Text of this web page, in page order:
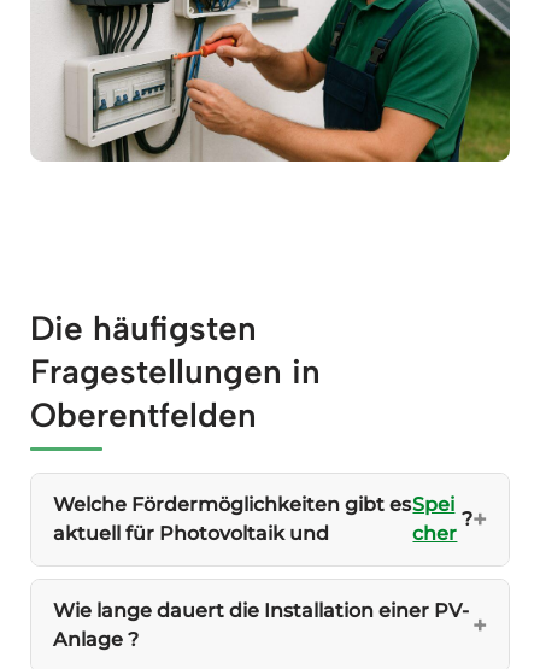
Die häufigsten
Fragestellungen in
Oberentfelden
Welche Fördermöglichkeiten gibt es
aktuell für Photovoltaik und
Spei
cher
?
Wie lange dauert die Installation einer PV-
Anlage ?